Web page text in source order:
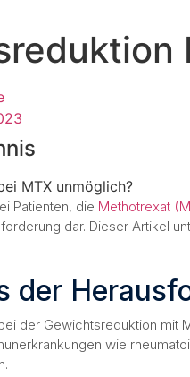
Patienten, die Methotrexat
dar. Dieser Artikel
der
der Gewichtsreduktion mit
wie